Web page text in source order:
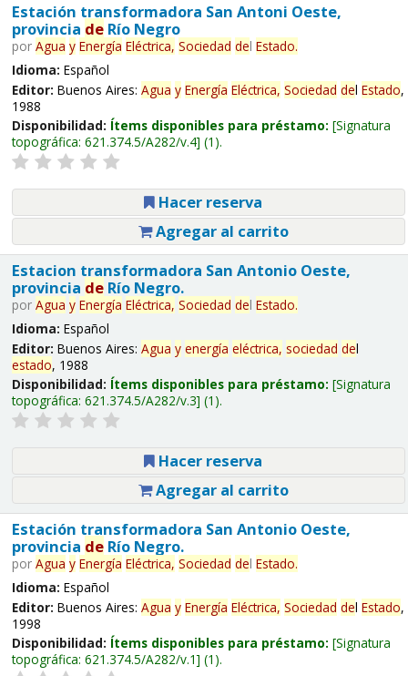
Estación transformadora San Antoni Oeste,
provincia deRío Negro
por Agua y Energía Eléctrica, Sociedad del Estado.
Idioma: Español
Editor: Buenos Aires: Agua y Energía Eléctrica, Sociedad del Estado,
1988
Disponibilidad: Ítems disponibles para préstamo: Signatura
topográfica: 621.374.5/A282/v.4 (1).
Hacer reserva
Agregar al carrito
Estacion transformadora San Antonio Oeste,
provincia deRío Negro.
por Agua y Energía Eléctrica, Sociedad del Estado.
Idioma: Español
Editor: Buenos Aires: Agua y energía eléctrica, sociedad del
estado, 1988
Disponibilidad: Ítems disponibles para préstamo: Signatura
topográfica: 621.374.5/A282/v.3 (1).
Hacer reserva
Agregar al carrito
Estación transformadora San Antonio Oeste,
provincia deRío Negro.
por Agua y Energía Eléctrica, Sociedad del Estado.
Idioma: Español
Editor: Buenos Aires: Agua y Energía Eléctrica, Sociedad del Estado,
1998
Disponibilidad: Ítems disponibles para préstamo: Signatura
topográfica: 621.374.5/A282/v.1 (1).